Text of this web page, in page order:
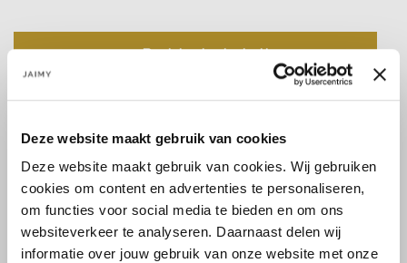
Deze website maakt gebruik van cookies
Deze website maakt gebruik van cookies. Wij gebruiken
cookies om content en advertenties te personaliseren,
om functies voor social media te bieden en om ons
websiteverkeer te analyseren. Daarnaast delen wij
informatie over jouw gebruik van onze website met onze
Back in stock alert!
Size guide Verzenden & retourneren